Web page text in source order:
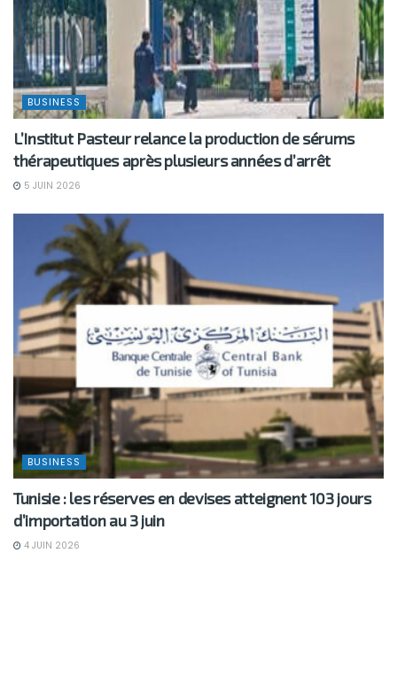
BUSINESS
L’Institut Pasteur relance la production de sérums
thérapeutiques après plusieurs années d’arrêt
5 JUIN 2026
BUSINESS
Tunisie : les réserves en devises atteignent 103 jours
d’importation au 3 juin
4 JUIN 2026